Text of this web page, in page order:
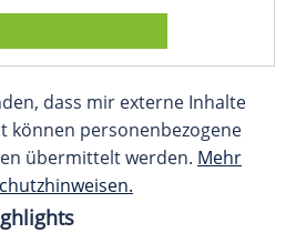
dass mir externe Inhalte
können personenbezogene
übermittelt werden. Mehr